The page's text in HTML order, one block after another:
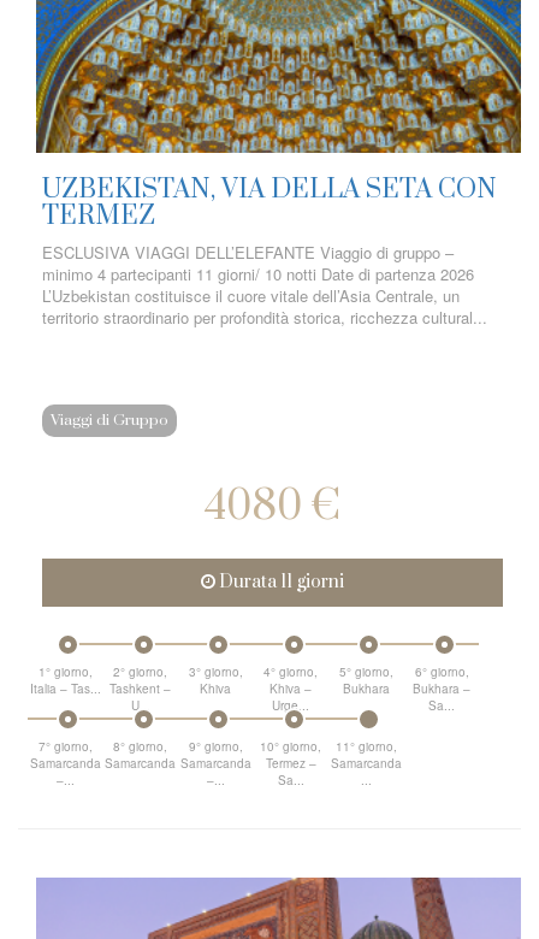
UZBEKISTAN, VIA DELLA SETA CON
TERMEZ
ESCLUSIVA VIAGGI DELL’ELEFANTE Viaggio di gruppo –
minimo 4 partecipanti 11 giorni/ 10 notti Date di partenza 2026
L’Uzbekistan costituisce il cuore vitale dell’Asia Centrale, un
territorio straordinario per profondità storica, ricchezza cultural...
Viaggi di Gruppo
4080 €
Durata 11 giorni
1° giorno,
Italia – Tas...
2° giorno,
Tashkent –
U...
3° giorno,
Khiva
4° giorno,
Khiva –
Urge...
5° giorno,
Bukhara
6° giorno,
Bukhara –
Sa...
7° giorno,
Samarcanda
–...
8° giorno,
Samarcanda
9° giorno,
Samarcanda
–...
10° giorno,
Termez –
Sa...
11° giorno,
Samarcanda
...